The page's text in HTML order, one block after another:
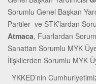
Sorumlu Genel Başkan
Partiler ve STK’lardan
Atmaca, Fuarlardan
Sanattan Sorumlu MYK
İlişkilerden Sorumlu MYK
YKKED’nin